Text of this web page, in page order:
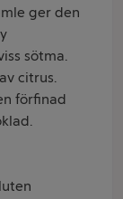
ger den
sötma.
citrus.
förfinad